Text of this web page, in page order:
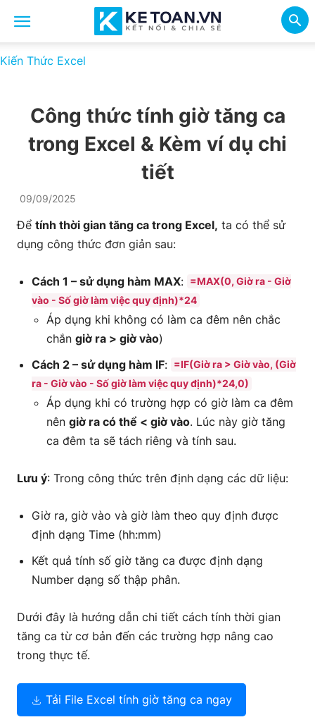
Kiến Thức Excel
Công thức tính giờ tăng ca
trong Excel & Kèm ví dụ chi
tiết
09/09/2025
Để tính thời gian tăng ca trong Excel, ta có thể sử
dụng công thức đơn giản sau:
Cách 1 – sử dụng hàm MAX: =MAX(0, Giờ ra - Giờ
vào - Số giờ làm việc quy định)*24
Áp dụng khi không có làm ca đêm nên chắc
chắn giờ ra > giờ vào)
Cách 2 – sử dụng hàm IF: =IF(Giờ ra > Giờ vào, (Giờ
ra - Giờ vào - Số giờ làm việc quy định)*24,0)
Áp dụng khi có trường hợp có giờ làm ca đêm
nên giờ ra có thể < giờ vào. Lúc này giờ tăng
ca đêm ta sẽ tách riêng và tính sau.
Lưu ý: Trong công thức trên định dạng các dữ liệu:
Giờ ra, giờ vào và giờ làm theo quy định được
định dạng Time (hh:mm)
Kết quả tính số giờ tăng ca được định dạng
Number dạng số thập phân.
Dưới đây là hướng dẫn chi tiết cách tính thời gian
tăng ca từ cơ bản đến các trường hợp nâng cao
trong thực tế.
Tải File Excel tính giờ tăng ca ngay